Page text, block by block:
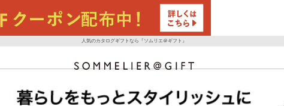
人気のカタログギフトなら『ソムリエ＠ギフト』